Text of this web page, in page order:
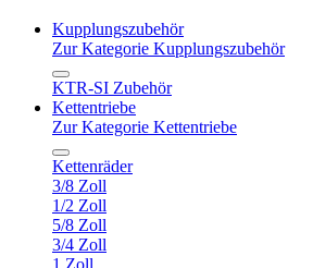
Kupplungszubehör
Zur Kategorie Kupplungszubehör
KTR-SI Zubehör
Kettentriebe
Zur Kategorie Kettentriebe
Kettenräder
3/8 Zoll
1/2 Zoll
5/8 Zoll
3/4 Zoll
1 Zoll